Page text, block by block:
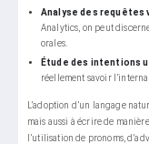
Analyse des requêtes
Analytics, on peut
orales.
Étude des intentions
réellement savoir
L’adoption d’un langage
mais aussi à écrire de
l’utilisation de pronoms,